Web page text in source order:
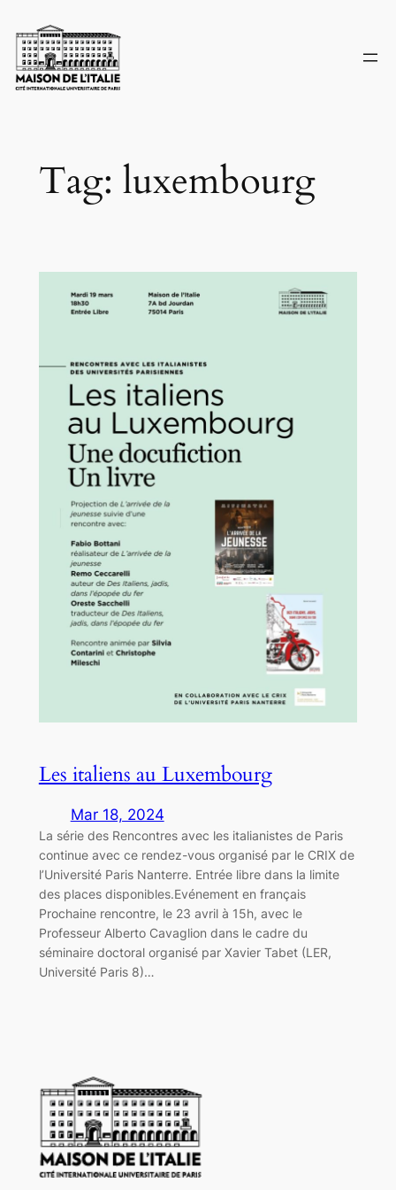
to
content
Tag: luxembourg
Les italiens au Luxembourg
Mar 18, 2024
La série des Rencontres avec les italianistes de Paris
continue avec ce rendez-vous organisé par le CRIX de
l’Université Paris Nanterre. Entrée libre dans la limite
des places disponibles.Evénement en français
Prochaine rencontre, le 23 avril à 15h, avec le
Professeur Alberto Cavaglion dans le cadre du
séminaire doctoral organisé par Xavier Tabet (LER,
Université Paris 8)…